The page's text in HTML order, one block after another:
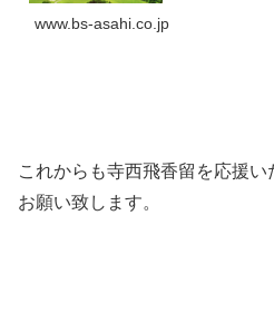
www.bs-asahi.co.jp
これからも寺西飛香留を応援い
お願い致します。